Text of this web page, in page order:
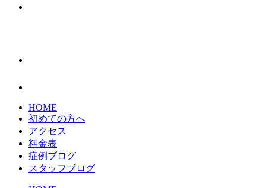
HOME
初めての方へ
アクセス
料金表
症例ブログ
スタッフブログ